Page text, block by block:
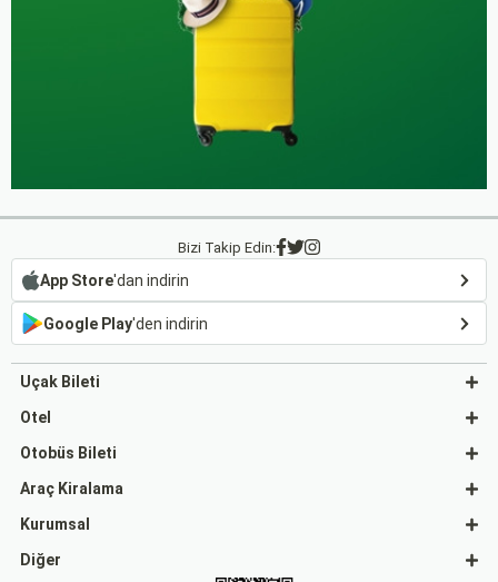
Bizi Takip Edin:
App Store'dan indirin
Google Play'den indirin
Uçak Bileti
Otel
Otobüs Bileti
Araç Kiralama
Kurumsal
Diğer